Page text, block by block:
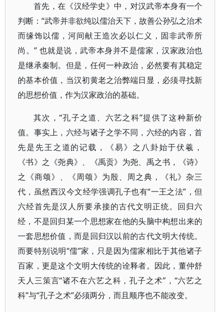
首先，在《汉经学史》中，对汉武帝本身有一个
判断：“武帝并非欲纯以儒治天下，故善公孙弘之治术
而缘饰以儒，河间献王造次必以仁义，固非武帝所
尚。” 也就是说，武帝本身并不是儒家，汉家政治也
是继承秦制。但是，任何一种政治，必然要有其稳定
的基本价值，当汉初黄老之治弊端日显，必须寻找新
的思想价值，作为汉家政治的基础。
其次，“孔子之道、六艺之科”提供了这种新价
值。事实上，六经与诸子之学不同，六经的内容，首
先是先王之道的记载，《易》之八卦始于伏羲，
《书》之《尧典》、《禹贡》为尧、禹之书，《诗》
之《商颂》、《周颂》为殷、周之典，《礼》杂三
代，虽然西汉今文经学强调孔子也有“一王之法”，但
六经首先是汉人所要承接的古代文明正统。回归六
经，不是回归某一个思想家在他的头脑中构想出来的
一套思想价值，而是回归汉以前的古代文明大传统。
而要特别说明“儒”家，只是因为儒家相比于其他诸子
百家，更是这个文明大传统的诠释者。因此，董仲舒
天人三策言“诸不在六艺之科，孔子之术”，“六艺之
科”与“孔子之术”必须两分，而且顺序也不能改变。